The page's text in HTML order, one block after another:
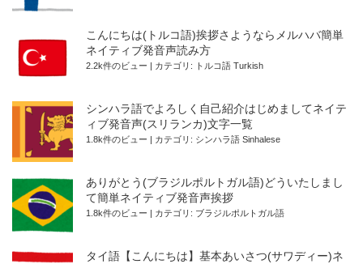
こんにちは(トルコ語)挨拶さようならメルハバ簡単
ネイティブ発音声読み方
2.2k件のビュー カテゴリ: トルコ語 Turkish
シンハラ語でよろしく自己紹介はじめましてネイテ
ィブ発音声(スリランカ)文字一覧
1.8k件のビュー カテゴリ: シンハラ語 Sinhalese
ありがとう(ブラジルポルトガル語)どういたしまし
て簡単ネイティブ発音声挨拶
1.8k件のビュー カテゴリ: ブラジルポルトガル語
タイ語【こんにちは】基本あいさつ(サワディー)ネ